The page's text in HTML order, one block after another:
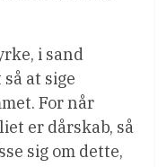
i sand
at sige
For når
er dårskab, så
sig om dette,